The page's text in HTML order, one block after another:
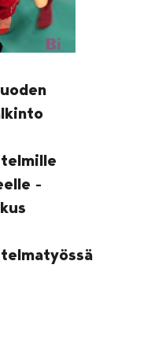
-